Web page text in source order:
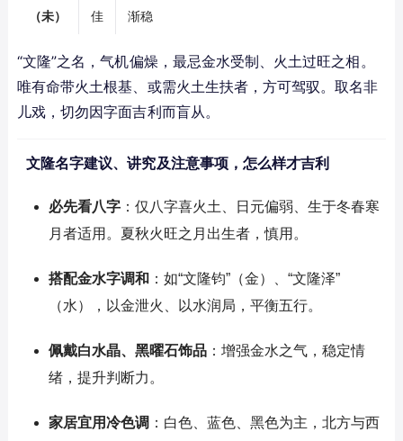
（未）
佳
渐稳
“文隆”之名，气机偏燥，最忌金水受制、火土过旺之相。
唯有命带火土根基、或需火土生扶者，方可驾驭。取名非
儿戏，切勿因字面吉利而盲从。
文隆名字建议、讲究及注意事项，怎么样才吉利
必先看八字：仅八字喜火土、日元偏弱、生于冬春寒
月者适用。夏秋火旺之月出生者，慎用。
搭配金水字调和 ：如“文隆钧”（金）、“文隆泽”
（水），以金泄火、以水润局，平衡五行。
佩戴白水晶、黑曜石饰品：增强金水之气，稳定情
绪，提升判断力。
家居宜用冷色调 ：白色、蓝色、黑色为主，北方与西